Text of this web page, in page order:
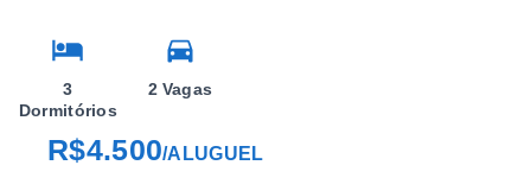
3
Dormitórios
2 Vagas
R$4.500/ALUGUEL